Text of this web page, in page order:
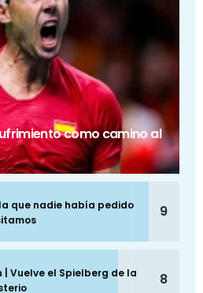
como camino al
que nadie había pedido
9
Vuelve el Spielberg de la
8